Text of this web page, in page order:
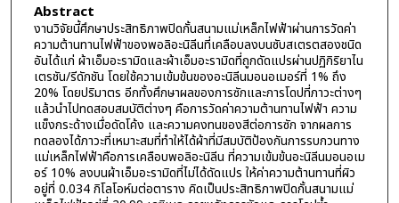
Abstract
งานวิจัยนี้ศึกษาประสิทธิภาพปิดกั้นสนามแม่เหล็กไฟฟ้าผ่านการวัดค่า
ความต้านทานไฟฟ้าของพอลิอะนิลีนที่เคลือบลงบนซับสเตรตสองชนิด
อันได้แก่ ผ้าเอ็มอะรามิดและผ้าเอ็มอะรามิดที่ถูกดัดแปรผ่านปฏิกิริยาไน
เตรชัน/รีดักชัน โดยใช้ความเข้มข้นของอะนิลีนมอนอเมอร์ที่ 1% ถึง
20% โดยปริมาตร อีกทั้งศึกษาผลของการซักและการโดปที่ภาวะต่างๆ
แล้วนำไปทดสอบสมบัติต่างๆ คือการวัดค่าความต้านทานไฟฟ้า ความ
แข็งกระด้างเมื่อดัดโค้ง และความคงทนของสีต่อการซัก จากผลการ
ทดลองได้ภาวะที่เหมาะสมที่ทำให้ได้ผ้าที่มีสมบัติป้องกันการรบกวนทาง
แม่เหล็กไฟฟ้าคือการเคลือบพอลิอะนิลีน ที่ความเข้มข้นอะนิลีนมอนอเม
อร์ 10% ลงบนผ้าเอ็มอะรามิดที่ไม่ได้ดัดแปร ให้ค่าความต้านทานที่ผิว
อยู่ที่ 0.034 กิโลโอห์มต่อตาราง คิดเป็นประสิทธิภาพปิดกั้นสนามแม่